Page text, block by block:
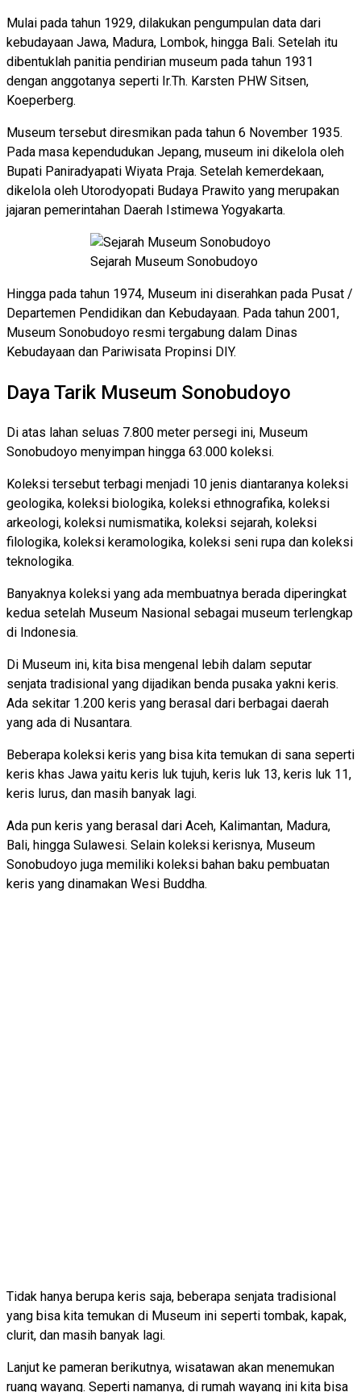
Mulai pada tahun 1929, dilakukan pengumpulan data dari
kebudayaan Jawa, Madura, Lombok, hingga Bali. Setelah itu
dibentuklah panitia pendirian museum pada tahun 1931
dengan anggotanya seperti Ir.Th. Karsten PHW Sitsen,
Koeperberg.
Museum tersebut diresmikan pada tahun 6 November 1935.
Pada masa kependudukan Jepang, museum ini dikelola oleh
Bupati Paniradyapati Wiyata Praja. Setelah kemerdekaan,
dikelola oleh Utorodyopati Budaya Prawito yang merupakan
jajaran pemerintahan Daerah Istimewa Yogyakarta.
Sejarah Museum Sonobudoyo
Hingga pada tahun 1974, Museum ini diserahkan pada Pusat /
Departemen Pendidikan dan Kebudayaan. Pada tahun 2001,
Museum Sonobudoyo resmi tergabung dalam Dinas
Kebudayaan dan Pariwisata Propinsi DIY.
Daya Tarik Museum Sonobudoyo
Di atas lahan seluas 7.800 meter persegi ini, Museum
Sonobudoyo menyimpan hingga 63.000 koleksi.
Koleksi tersebut terbagi menjadi 10 jenis diantaranya koleksi
geologika, koleksi biologika, koleksi ethnografika, koleksi
arkeologi, koleksi numismatika, koleksi sejarah, koleksi
filologika, koleksi keramologika, koleksi seni rupa dan koleksi
teknologika.
Banyaknya koleksi yang ada membuatnya berada diperingkat
kedua setelah Museum Nasional sebagai museum terlengkap
di Indonesia.
Di Museum ini, kita bisa mengenal lebih dalam seputar
senjata tradisional yang dijadikan benda pusaka yakni keris.
Ada sekitar 1.200 keris yang berasal dari berbagai daerah
yang ada di Nusantara.
Beberapa koleksi keris yang bisa kita temukan di sana seperti
keris khas Jawa yaitu keris luk tujuh, keris luk 13, keris luk 11,
keris lurus, dan masih banyak lagi.
Ada pun keris yang berasal dari Aceh, Kalimantan, Madura,
Bali, hingga Sulawesi. Selain koleksi kerisnya, Museum
Sonobudoyo juga memiliki koleksi bahan baku pembuatan
keris yang dinamakan Wesi Buddha.
Tidak hanya berupa keris saja, beberapa senjata tradisional
yang bisa kita temukan di Museum ini seperti tombak, kapak,
clurit, dan masih banyak lagi.
Lanjut ke pameran berikutnya, wisatawan akan menemukan
ruang wayang. Seperti namanya, di rumah wayang ini kita bisa